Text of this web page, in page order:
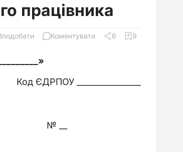
працівника
Коментувати 6 9
»
Код ЄДРПОУ ________________
№ __